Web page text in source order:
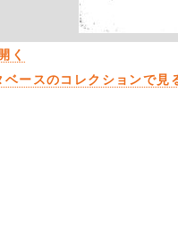
く
ースのコレクションで見